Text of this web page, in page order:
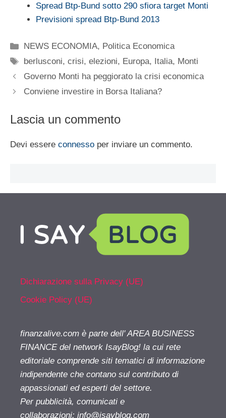
Spread Btp-Bund sotto 290 sfiora target Monti
Previsioni spread Btp-Bund 2013
Categorie
NEWS ECONOMIA, Politica Economica
Tag
berlusconi,crisi,elezioni, Europa, Italia, Monti
Governo Monti ha peggiorato la crisi economica
Conviene investire in Borsa Italiana?
Lascia un commento
Devi essere connesso per inviare un commento.
Dichiarazione sulla Privacy (UE)
Cookie Policy (UE)
finanzalive.com è parte dell' AREA BUSINESS
FINANCE del network IsayBlog! la cui rete
editoriale comprende siti tematici di informazione
indipendente che contano sul contributo di
appassionati ed esperti del settore.
Per pubblicità, comunicati e
collaborazioni: info@isayblog.com